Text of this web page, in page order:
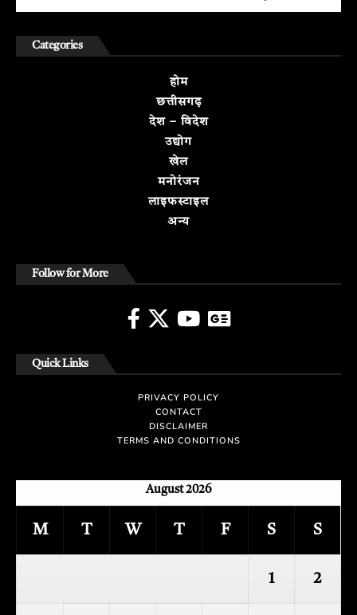
Categories
होम
छत्तीसगढ़
देश – विदेश
उद्योग
खेल
मनोरंजन
लाइफस्टाइल
अन्य
Follow for More
Quick Links
PRIVACY POLICY
CONTACT
DISCLAIMER
TERMS AND CONDITIONS
August 2026
M T W T F S S
1 2